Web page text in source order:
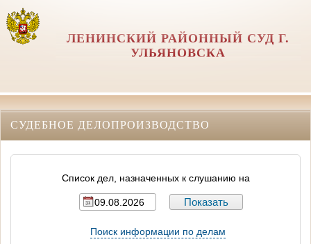
ЛЕНИНСКИЙ РАЙОННЫЙ СУД Г.
УЛЬЯНОВСКА
СУДЕБНОЕ ДЕЛОПРОИЗВОДСТВО
Список дел, назначенных к слушанию на
Поиск информации по делам